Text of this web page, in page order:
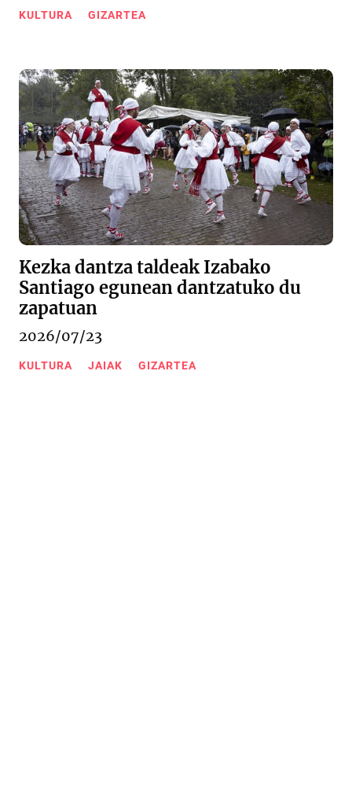
KULTURA GIZARTEA
Kezka dantza taldeak Izabako
Santiago egunean dantzatuko du
zapatuan
2026/07/23
KULTURA JAIAK GIZARTEA